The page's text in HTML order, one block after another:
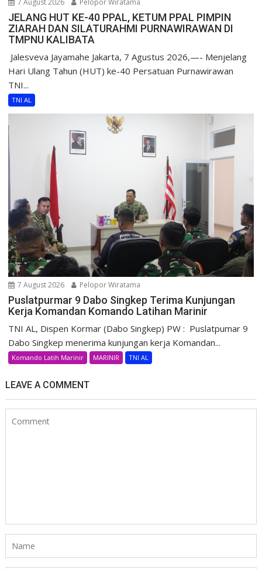
7 August 2026 Pelopor Wiratama
JELANG HUT KE-40 PPAL, KETUM PPAL PIMPIN
ZIARAH DAN SILATURAHMI PURNAWIRAWAN DI
TMPNU KALIBATA
​ Jalesveva Jayamahe Jakarta, 7 Agustus 2026,—- Menjelang
Hari Ulang Tahun (HUT) ke-40 Persatuan Purnawirawan
TNI...
TNI AL
7 August 2026 Pelopor Wiratama
Puslatpurmar 9 Dabo Singkep Terima Kunjungan
Kerja Komandan Komando Latihan Marinir
TNI AL, Dispen Kormar (Dabo Singkep) PW : Puslatpumar 9
Dabo Singkep menerima kunjungan kerja Komandan...
Komando Latih Marinir MARINIR TNI AL
LEAVE A COMMENT